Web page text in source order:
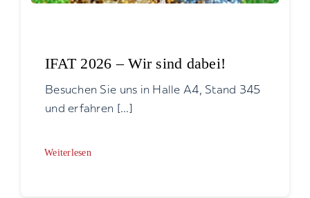
IFAT 2026 – Wir sind dabei!
Besuchen Sie uns in Halle A4, Stand 345
und erfahren [...]
Weiterlesen